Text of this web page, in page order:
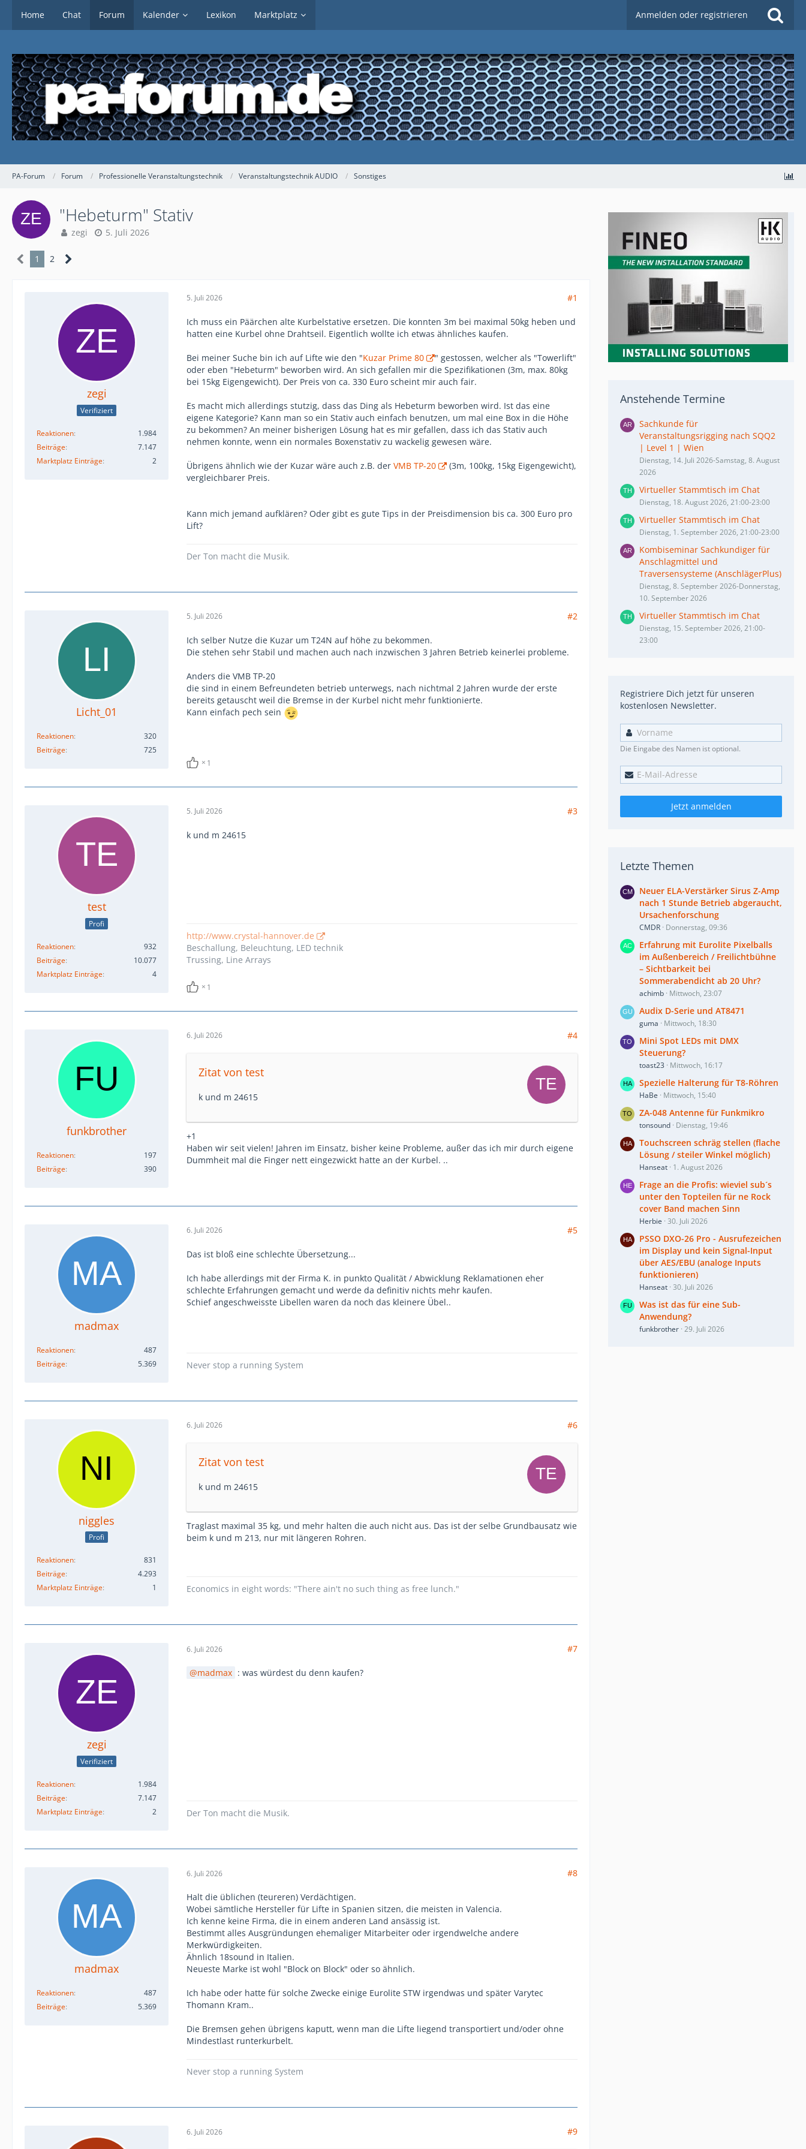
Home Chat Forum Kalender Lexikon Marktplatz Anmelden oder registrieren
PA-Forum Forum Professionelle Veranstaltungstechnik Veranstaltungstechnik AUDIO Sonstiges
"Hebeturm" Stativ
zegi 5. Juli 2026
1 2
zegi
Verifiziert
Reaktionen
1.984
Beiträge
7.147
Marktplatz Einträge
2
5. Juli 2026 #1
Ich muss ein Päärchen alte Kurbelstative ersetzen. Die konnten 3m bei maximal 50kg heben und
hatten eine Kurbel ohne Drahtseil. Eigentlich wollte ich etwas ähnliches kaufen.
Bei meiner Suche bin ich auf Lifte wie den "Kuzar Prime 80
" gestossen, welcher als "Towerlift"
oder eben "Hebeturm" beworben wird. An sich gefallen mir die Spezifikationen (3m, max. 80kg
bei 15kg Eigengewicht). Der Preis von ca. 330 Euro scheint mir auch fair.
Es macht mich allerdings stutzig, dass das Ding als Hebeturm beworben wird. Ist das eine
eigene Kategorie? Kann man so ein Stativ auch einfach benutzen, um mal eine Box in die Höhe
zu bekommen? An meiner bisherigen Lösung hat es mir gefallen, dass ich das Stativ auch
nehmen konnte, wenn ein normales Boxenstativ zu wackelig gewesen wäre.
Übrigens ähnlich wie der Kuzar wäre auch z.B. der VMB TP-20
(3m, 100kg, 15kg Eigengewicht),
vergleichbarer Preis.
Kann mich jemand aufklären? Oder gibt es gute Tips in der Preisdimension bis ca. 300 Euro pro
Lift?
Der Ton macht die Musik.
Licht_01
Reaktionen
320
Beiträge
725
5. Juli 2026 #2
Ich selber Nutze die Kuzar um T24N auf höhe zu bekommen.
Die stehen sehr Stabil und machen auch nach inzwischen 3 Jahren Betrieb keinerlei probleme.
Anders die VMB TP-20
die sind in einem Befreundeten betrieb unterwegs, nach nichtmal 2 Jahren wurde der erste
bereits getauscht weil die Bremse in der Kurbel nicht mehr funktionierte.
Kann einfach pech sein
1
test
Profi
Reaktionen
932
Beiträge
10.077
Marktplatz Einträge
4
5. Juli 2026 #3
k und m 24615
http://www.crystal-hannover.de
Beschallung, Beleuchtung, LED technik
Trussing, Line Arrays
1
funkbrother
Reaktionen
197
Beiträge
390
6. Juli 2026 #4
Zitat von test
k und m 24615
+1
Haben wir seit vielen! Jahren im Einsatz, bisher keine Probleme, außer das ich mir durch eigene
Dummheit mal die Finger nett eingezwickt hatte an der Kurbel. ..
madmax
Reaktionen
487
Beiträge
5.369
6. Juli 2026 #5
Das ist bloß eine schlechte Übersetzung...
Ich habe allerdings mit der Firma K. in punkto Qualität / Abwicklung Reklamationen eher
schlechte Erfahrungen gemacht und werde da definitiv nichts mehr kaufen.
Schief angeschweisste Libellen waren da noch das kleinere Übel..
Never stop a running System
niggles
Profi
Reaktionen
831
Beiträge
4.293
Marktplatz Einträge
1
6. Juli 2026 #6
Zitat von test
k und m 24615
Traglast maximal 35 kg, und mehr halten die auch nicht aus. Das ist der selbe Grundbausatz wie
beim k und m 213, nur mit längeren Rohren.
Economics in eight words: "There ain't no such thing as free lunch."
zegi
Verifiziert
Reaktionen
1.984
Beiträge
7.147
Marktplatz Einträge
2
6. Juli 2026 #7
madmax : was würdest du denn kaufen?
Der Ton macht die Musik.
madmax
Reaktionen
487
Beiträge
5.369
6. Juli 2026 #8
Halt die üblichen (teureren) Verdächtigen.
Wobei sämtliche Hersteller für Lifte in Spanien sitzen, die meisten in Valencia.
Ich kenne keine Firma, die in einem anderen Land ansässig ist.
Bestimmt alles Ausgründungen ehemaliger Mitarbeiter oder irgendwelche andere
Merkwürdigkeiten.
Ähnlich 18sound in Italien.
Neueste Marke ist wohl "Block on Block" oder so ähnlich.
Ich habe oder hatte für solche Zwecke einige Eurolite STW irgendwas und später Varytec
Thomann Kram..
Die Bremsen gehen übrigens kaputt, wenn man die Lifte liegend transportiert und/oder ohne
Mindestlast runterkurbelt.
Never stop a running System
6. Juli 2026 #9
Anstehende Termine
Sachkunde für
Veranstaltungsrigging nach SQQ2
| Level 1 | Wien
Dienstag, 14. Juli 2026-Samstag, 8. August
2026
Virtueller Stammtisch im Chat
Dienstag, 18. August 2026, 21:00-23:00
Virtueller Stammtisch im Chat
Dienstag, 1. September 2026, 21:00-23:00
Kombiseminar Sachkundiger für
Anschlagmittel und
Traversensysteme (AnschlägerPlus)
Dienstag, 8. September 2026-Donnerstag,
10. September 2026
Virtueller Stammtisch im Chat
Dienstag, 15. September 2026, 21:00-
23:00
Registriere Dich jetzt für unseren
kostenlosen Newsletter.
Die Eingabe des Namen ist optional.
Jetzt anmelden
Letzte Themen
Neuer ELA-Verstärker Sirus Z-Amp
nach 1 Stunde Betrieb abgeraucht,
Ursachenforschung
CMDR Donnerstag, 09:36
Erfahrung mit Eurolite Pixelballs
im Außenbereich / Freilichtbühne
– Sichtbarkeit bei
Sommerabendicht ab 20 Uhr?
achimb Mittwoch, 23:07
Audix D-Serie und AT8471
guma Mittwoch, 18:30
Mini Spot LEDs mit DMX
Steuerung?
toast23 Mittwoch, 16:17
Spezielle Halterung für T8-Röhren
HaBe Mittwoch, 15:40
ZA-048 Antenne für Funkmikro
tonsound Dienstag, 19:46
Touchscreen schräg stellen (flache
Lösung / steiler Winkel möglich)
Hanseat 1. August 2026
Frage an die Profis: wieviel sub´s
unter den Topteilen für ne Rock
cover Band machen Sinn
Herbie 30. Juli 2026
PSSO DXO-26 Pro - Ausrufezeichen
im Display und kein Signal-Input
über AES/EBU (analoge Inputs
funktionieren)
Hanseat 30. Juli 2026
Was ist das für eine Sub-
Anwendung?
funkbrother 29. Juli 2026